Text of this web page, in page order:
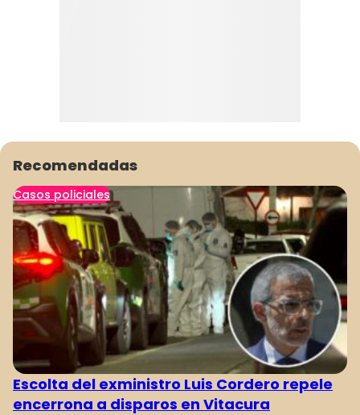
3 4 5 6 7 8 9
Recomendadas
Casos policiales
Escolta del exministro Luis Cordero repele
encerrona a disparos en Vitacura